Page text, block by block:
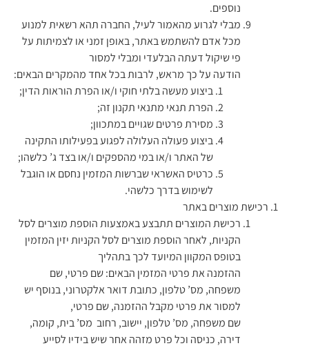
נוספים.
מבלי לגרוע מהאמור לעיל, החברה תהא רשאית למנוע
מכל אדם להשתמש באתר, באופן זמני או לצמיתות על
פי שיקול דעתה הבלעדי ומבלי למסור
הודעה על כך מראש, לרבות בכל אחד מהמקרים הבאים:
ביצוע מעשה בלתי חוקי ו/או הפרת הוראות הדין;
הפרת תנאי מתנאי תקנון זה;
מסירת פרטים שגויים במתכוון;
ביצוע פעולה העלולה לפגוע בפעילותו התקינה
של האתר ו/או במי מהספקים ו/או בצד ג’ כלשהו;
כרטיס האשראי שברשות המזמין נחסם או הוגבל
לשימוש בדרך כלשהי.
רכישת מוצרים באתר
רכישת המוצרים תתבצע באמצעות הוספת מוצרים לסל
הקניות, לאחר הוספת מוצרים לסל הקניות יזין המזמין
בטופס המקוון המיועד לכך בתהליך
ההזמנה את פרטי המזמין הבאים: שם פרטי, שם
משפחה, מס’ טלפון, כתובת דואר אלקטרוני, בנוסף יש
למסור את פרטי מקבל ההזמנה, שם פרטי,
שם משפחה, מס’ טלפון, יישוב, רחוב מס’ בית, קומה,
דירה, כניסה וכל פרט מזהה אחר שיש בידיו לסייע